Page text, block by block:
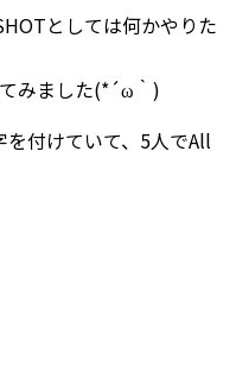
としては何かやりた
みました(*´ω｀)
付けていて、5人でAll